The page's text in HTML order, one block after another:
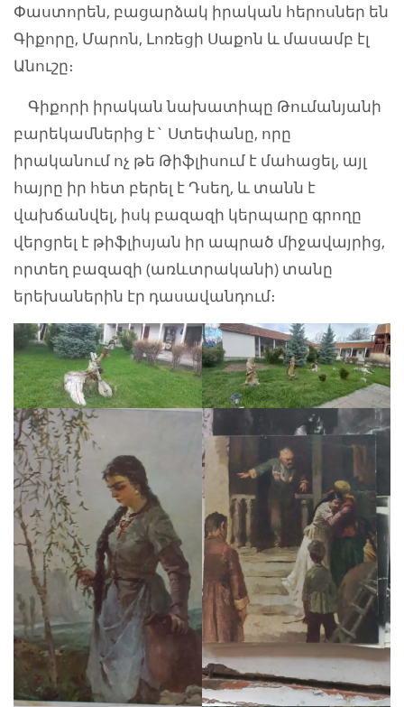
Փաստորեն, բացարձակ իրական հերոսներ են
Գիքորը, Մարոն, Լոռեցի Սաքոն և մասամբ էլ
Անուշը։
Գիքորի իրական նախատիպը Թումանյանի
բարեկամներից է` Ստեփանը, որը
իրականում ոչ թե Թիֆլիսում է մահացել, այլ
հայրը իր հետ բերել է Դսեղ, և տանն է
վախճանվել, իսկ բազազի կերպարը գրողը
վերցրել է թիֆլիսյան իր ապրած միջավայրից,
որտեղ բազազի (առևտրականի) տանը
երեխաներին էր դասավանդում։